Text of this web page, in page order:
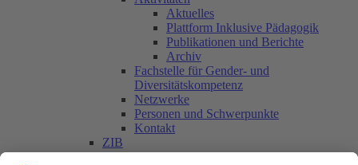
Aktuelles
Plattform Inklusive Pädagogik
Publikationen und Berichte
Archiv
Fachstelle für Gender- und
Diversitätskompetenz
Netzwerke
Personen und Schwerpunkte
Kontakt
ZIB
Päd. Praktische Studien